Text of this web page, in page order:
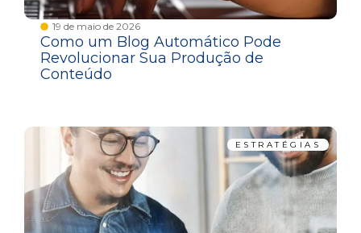
19 de maio de 2026
Como um Blog Automático Pode
Revolucionar Sua Produção de
Conteúdo
ESTRATÉGIAS